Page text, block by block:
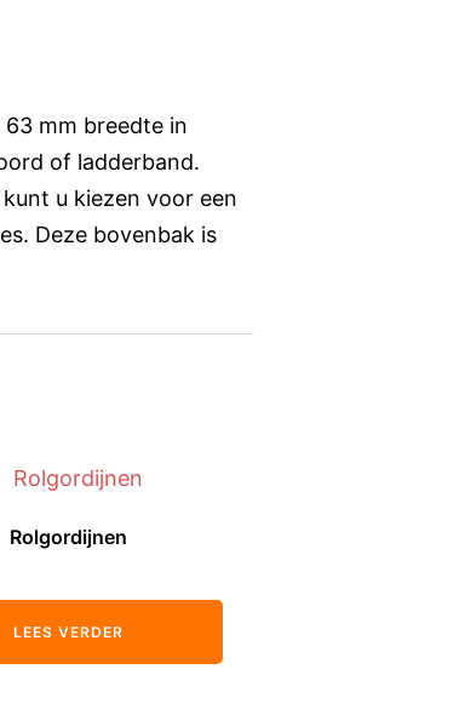
mm breedte in
of ladderband.
u kiezen voor een
Deze bovenbak is
Rolgordijnen
LEES VERDER